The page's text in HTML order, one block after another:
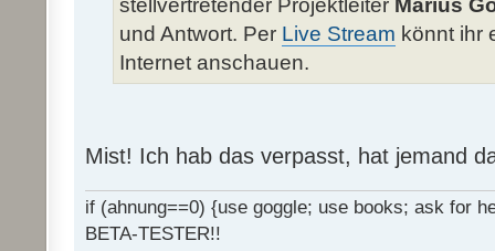
stellvertretender Projektleiter Marius
und Antwort. Per Live Stream könnt ihr
Internet anschauen.
Mist! Ich hab das verpasst, hat jemand
if (ahnung==0) {use goggle; use books; ask for
BETA-TESTER!!